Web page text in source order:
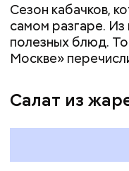
горизонта и День
курсанта: какие
отмечают в России и
Сезон кабачков,
самом разгаре.
полезных блюд.
Москве»
Салат из